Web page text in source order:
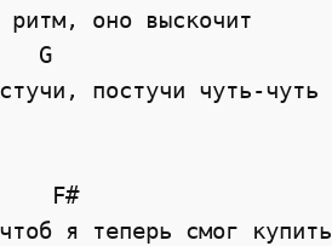
ритм, оно выскочит
G
постучи чуть-чуть
F#
я теперь смог купить